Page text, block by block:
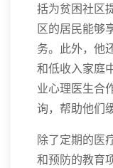
括为贫困社区
区的居民能够
务。此外，他
和低收入家庭
业心理医生合
询，帮助他们
除了定期的医
和预防的教育